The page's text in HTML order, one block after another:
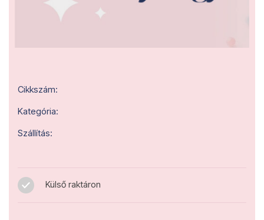
Cikkszám:
Kategória:
Szállítás:
Külső raktáron